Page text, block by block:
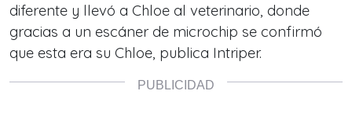
diferente y llevó a Chloe al veterinario, donde
gracias a un escáner de microchip se confirmó
que esta era su Chloe, publica Intriper.